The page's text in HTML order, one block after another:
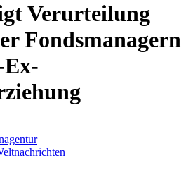
Verurteilung
Fondsmanagern
Ex-